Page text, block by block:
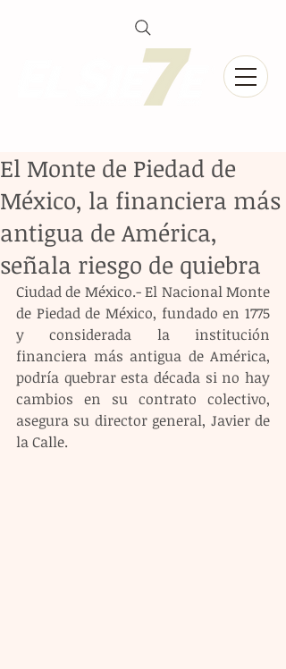
El Monte de Piedad de
México, la financiera más
antigua de América,
señala riesgo de quiebra
Ciudad de México.- El Nacional Monte
de Piedad de México, fundado en 1775
y considerada la institución
financiera más antigua de América,
podría quebrar esta década si no hay
cambios en su contrato colectivo,
asegura su director general, Javier de
la Calle.